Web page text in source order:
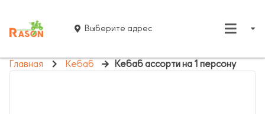
Выберите адрес
Главная Кебаб Кебаб ассорти на 1 персону